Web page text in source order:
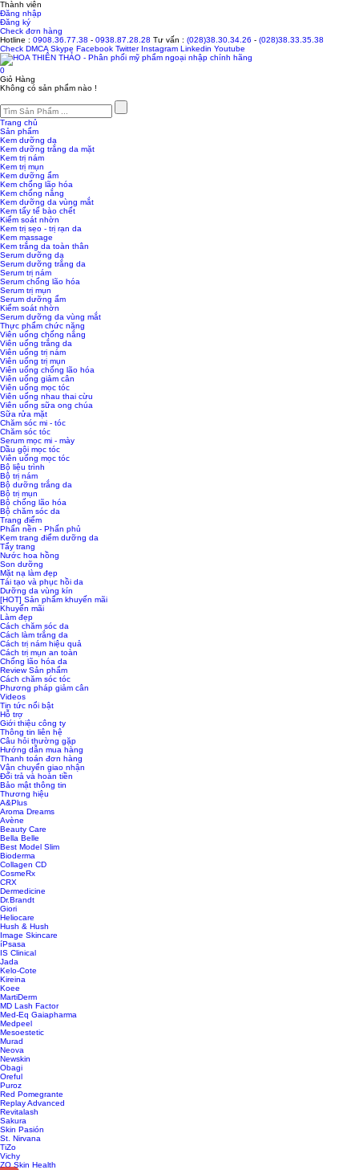
Thành viên
Đăng nhập
Đăng ký
Check đơn hàng
Hotline : 0908.36.77.38 - 0938.87.28.28 Tư vấn : (028)38.30.34.26 - (028)38.33.35.38
Check DMCA Skype Facebook Twitter Instagram Linkedin Youtube
0
Giỏ Hàng
Không có sản phẩm nào !
Trang chủ
Sản phẩm
Kem dưỡng da
Kem dưỡng trắng da mặt
Kem trị nám
Kem trị mụn
Kem dưỡng ẩm
Kem chống lão hóa
Kem chống nắng
Kem dưỡng da vùng mắt
Kem tẩy tế bào chết
Kiểm soát nhờn
Kem trị sẹo - trị rạn da
Kem massage
Kem trắng da toàn thân
Serum dưỡng da
Serum dưỡng trắng da
Serum trị nám
Serum chống lão hóa
Serum trị mụn
Serum dưỡng ẩm
Kiểm soát nhờn
Serum dưỡng da vùng mắt
Thực phẩm chức năng
Viên uống chống nắng
Viên uống trắng da
Viên uống trị nám
Viên uống trị mụn
Viên uống chống lão hóa
Viên uống giảm cân
Viên uống mọc tóc
Viên uống nhau thai cừu
Viên uống sữa ong chúa
Sữa rửa mặt
Chăm sóc mi - tóc
Chăm sóc tóc
Serum mọc mi - mày
Dầu gội mọc tóc
Viên uống mọc tóc
Bộ liệu trình
Bộ trị nám
Bộ dưỡng trắng da
Bộ trị mụn
Bộ chống lão hóa
Bộ chăm sóc da
Trang điểm
Phấn nền - Phấn phủ
Kem trang điểm dưỡng da
Tẩy trang
Nước hoa hồng
Son dưỡng
Mặt nạ làm đẹp
Tái tạo và phục hồi da
Dưỡng da vùng kín
[HOT] Sản phẩm khuyến mãi
Khuyến mãi
Làm đẹp
Cách chăm sóc da
Cách làm trắng da
Cách trị nám hiệu quả
Cách trị mụn an toàn
Chống lão hóa da
Review Sản phẩm
Cách chăm sóc tóc
Phương pháp giảm cân
Videos
Tin tức nổi bật
Hỗ trợ
Giới thiệu công ty
Thông tin liên hệ
Câu hỏi thường gặp
Hướng dẫn mua hàng
Thanh toán đơn hàng
Vận chuyển giao nhận
Đổi trả và hoàn tiền
Bảo mật thông tin
Thương hiệu
A&Plus
Aroma Dreams
Avène
Beauty Care
Bella Belle
Best Model Slim
Bioderma
Collagen CD
CosmeRx
CRX
Dermedicine
Dr.Brandt
Giori
Heliocare
Hush & Hush
Image Skincare
íPsasa
IS Clinical
Jada
Kelo-Cote
Kireina
Koee
MartiDerm
MD Lash Factor
Med-Eq Gaiapharma
Medpeel
Mesoestetic
Murad
Neova
Newskin
Obagi
Oreful
Puroz
Red Pomegrante
Replay Advanced
Revitalash
Sakura
Skin Pasión
St. Nirvana
TiZo
Vichy
ZO Skin Health